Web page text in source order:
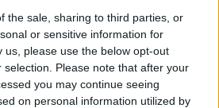
the sale, sharing to third parties, or
or sensitive information for
us, please use the below opt-out
Please note that after your
you may continue seeing
on personal information utilized by
Sepsiszentgyörgy